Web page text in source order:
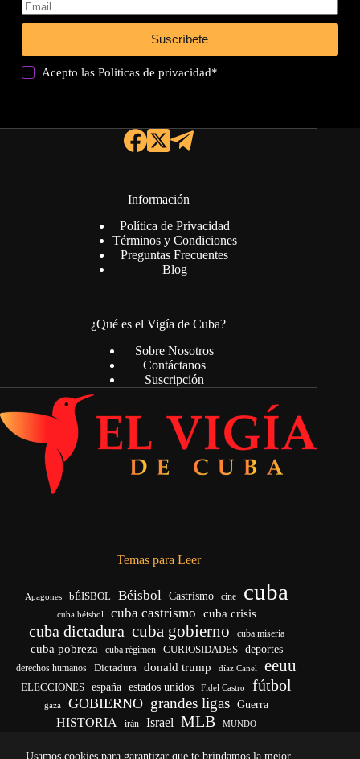
Usamos cookies para garantizar que te brindamos la mejor
Suscríbete
Acepto lasPoliticas de privacidad*
Información
Política de Privacidad
Términos y Condiciones
Preguntas Frecuentes
Blog
¿Qué es el Vigía de Cuba?
Sobre Nosotros
Contáctanos
Suscripción
Temas para Leer
Apagones bÉISBOL Béisbol Castrismo cine cuba
cuba béisbol cuba castrismo cuba crisis
cuba dictadura cuba gobierno cuba miseria
cuba pobreza cuba régimen CURIOSIDADES deportes
derechos humanos Dictadura donald trump díaz Canel eeuu
ELECCIONES españa estados unidos Fidel Castro fútbol
gaza GOBIERNO grandes ligas Guerra
HISTORIA irán Israel MLB MUNDO